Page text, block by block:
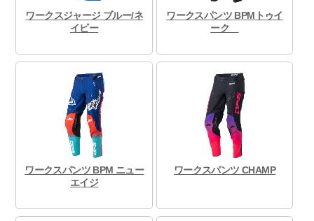
ワークスジャージ ブルー/ネ
イビー
ワークスパンツ BPMトゥイ
ーク
ワークスパンツ BPM ニュー
エイジ
ワークスパンツ CHAMP